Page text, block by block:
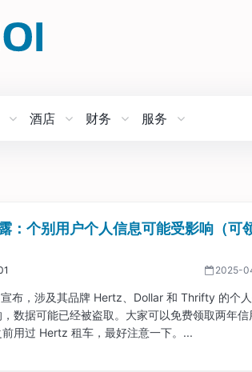
酒店 财务 服务
：个别用户个人信息可能受影响（可
2025-
布，涉及其品牌 Hertz、Dollar 和 Thrifty 的个
数据可能已经被盗取。大家可以免费领取两年信
用过 Hertz 租车，最好注意一下。...